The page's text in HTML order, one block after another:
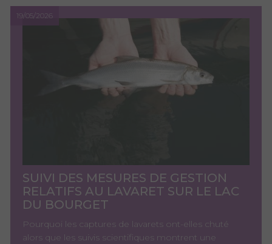
19/05/2026
SUIVI DES MESURES DE GESTION
RELATIFS AU LAVARET SUR LE LAC
DU BOURGET
Pourquoi les captures de lavarets ont-elles chuté
alors que les suivis scientifiques montrent une